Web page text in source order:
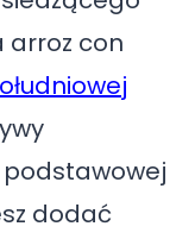
arroz con
podstawowej
dodać